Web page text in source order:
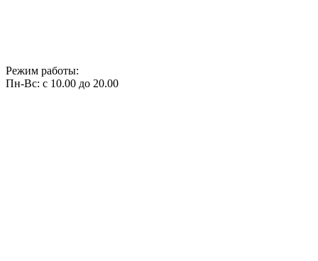
Режим работы:
Пн-Вс: с 10.00 до 20.00